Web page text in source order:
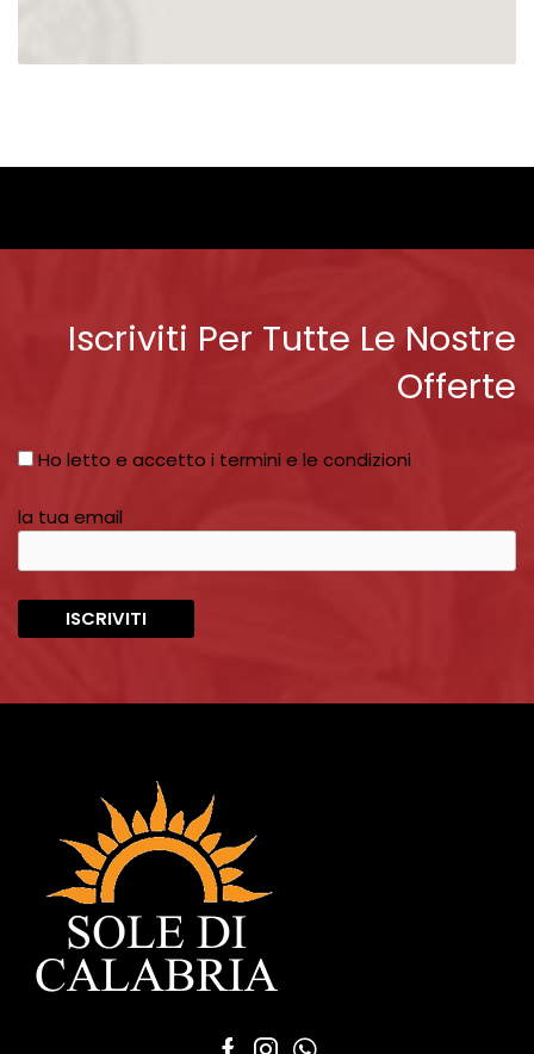
Iscriviti Per Tutte Le Nostre
Offerte
Ho letto e accetto i termini e le condizioni
la tua email